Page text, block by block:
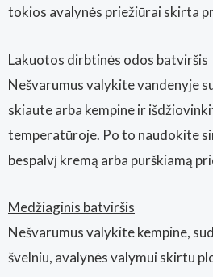
tokios avalynės priežiūrai skirta
Lakuotos dirbtinės odos batviršis
Nešvarumus valykite vandenyje
skiaute arba kempine ir
temperatūroje. Po to naudokite
bespalvį kremą arba purškiamą
Medžiaginis batviršis
Nešvarumus valykite kempine,
švelniu, avalynės valymui skirtu